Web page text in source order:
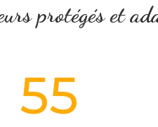
protégés et
55